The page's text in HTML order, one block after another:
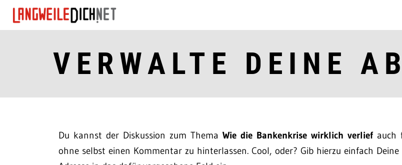
VERWALTE DEINE
Du kannst der Diskussion zum Thema Wie die Bankenkrise wirklich verliefauch
ohne selbst einen Kommentar zu hinterlassen. Cool, oder? Gib hierzu einfach Deine